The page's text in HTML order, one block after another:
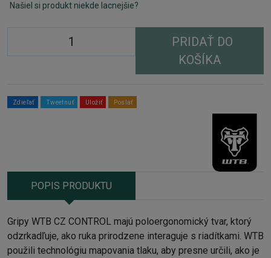
Našiel si produkt niekde lacnejšie?
PRIDAŤ DO
KOŠÍKA
Zdieľať Tweetnuť Uložiť Poslať
POPIS PRODUKTU
Gripy WTB CZ CONTROL majú poloergonomický tvar, ktorý
odzrkadľuje, ako ruka prirodzene interaguje s riadítkami. WTB
použili technológiu mapovania tlaku, aby presne určili, ako je